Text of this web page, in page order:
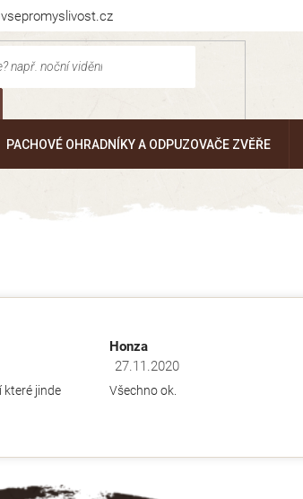
PACHOVÉ OHRADNÍKY A ODPUZOVAČE ZVĚŘE
5 hvězdiček.
které jinde
Honza
Hodnocení obchodu je 5 z 5
27.11.2020
Všechno ok.